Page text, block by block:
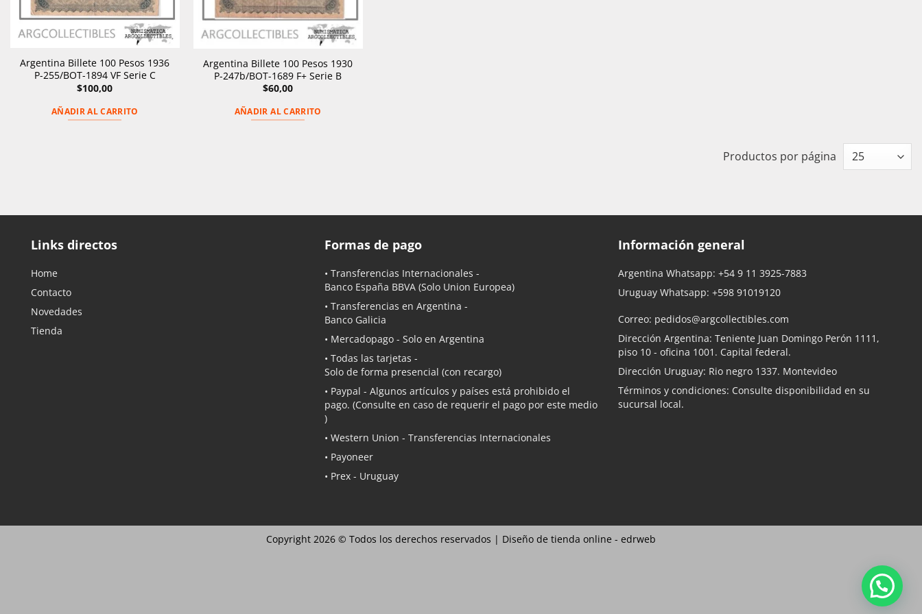
Argentina Billete 100 Pesos 1936
P-255/BOT-1894 VF Serie C
$100,00
AÑADIR AL CARRITO
Argentina Billete 100 Pesos 1930
P-247b/BOT-1689 F+ Serie B
$60,00
AÑADIR AL CARRITO
Productos por página
Links directos
Home
Contacto
Novedades
Tienda
Formas de pago
• Transferencias Internacionales -
Banco España BBVA (Solo Union Europea)
• Transferencias en Argentina -
Banco Galicia
• Mercadopago - Solo en Argentina
• Todas las tarjetas -
Solo de forma presencial (con recargo)
• Paypal - Algunos artículos y países está prohibido el
pago. (Consulte en caso de requerir el pago por este medio
)
• Western Union - Transferencias Internacionales
• Payoneer
• Prex - Uruguay
Información general
Argentina Whatsapp: +54 9 11 3925-7883
Uruguay Whatsapp: +598 91019120
Correo: pedidos@argcollectibles.com
Dirección Argentina: Teniente Juan Domingo Perón 1111,
piso 10 - oficina 1001. Capital federal.
Dirección Uruguay: Rio negro 1337. Montevideo
Términos y condiciones: Consulte disponibilidad en su
sucursal local.
Copyright 2026 © Todos los derechos reservados | Diseño de tienda online - edrweb